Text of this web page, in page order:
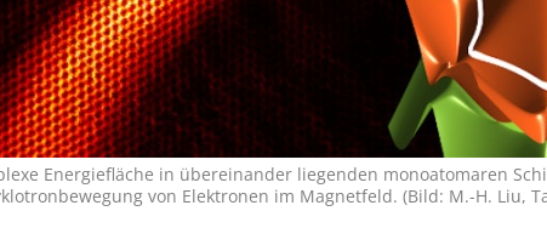
Energie­fläche in übereinander liegenden mono­atomaren
von Elektronen im Magnetfeld. (Bild: M.-H. Liu,